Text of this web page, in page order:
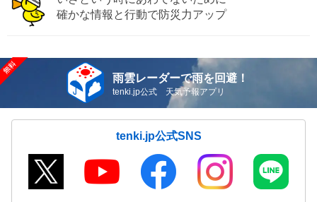
確かな情報と行動で防災力アップ
雨雲レーダーで雨を回避！
tenki.jp公式 天気予報アプリ
tenki.jp公式SNS